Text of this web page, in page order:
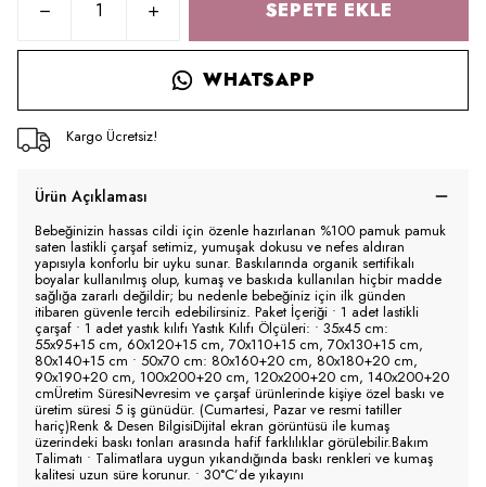
SEPETE EKLE
WHATSAPP
Kargo Ücretsiz!
Ürün Açıklaması
Bebeğinizin hassas cildi için özenle hazırlanan %100 pamuk pamuk
saten lastikli çarşaf setimiz, yumuşak dokusu ve nefes aldıran
yapısıyla konforlu bir uyku sunar. Baskılarında organik sertifikalı
boyalar kullanılmış olup, kumaş ve baskıda kullanılan hiçbir madde
sağlığa zararlı değildir; bu nedenle bebeğiniz için ilk günden
itibaren güvenle tercih edebilirsiniz. Paket İçeriği • 1 adet lastikli
çarşaf • 1 adet yastık kılıfı Yastık Kılıfı Ölçüleri: • 35x45 cm:
55x95+15 cm, 60x120+15 cm, 70x110+15 cm, 70x130+15 cm,
80x140+15 cm • 50x70 cm: 80x160+20 cm, 80x180+20 cm,
90x190+20 cm, 100x200+20 cm, 120x200+20 cm, 140x200+20
cmÜretim SüresiNevresim ve çarşaf ürünlerinde kişiye özel baskı ve
üretim süresi 5 iş günüdür. (Cumartesi, Pazar ve resmi tatiller
hariç)Renk & Desen BilgisiDijital ekran görüntüsü ile kumaş
üzerindeki baskı tonları arasında hafif farklılıklar görülebilir.Bakım
Talimatı • Talimatlara uygun yıkandığında baskı renkleri ve kumaş
kalitesi uzun süre korunur. • 30°C’de yıkayını